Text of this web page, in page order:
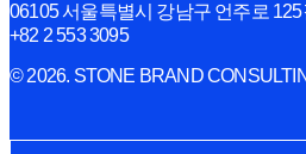
06105 서울특별시 강남구 언주로 125
+82 2 553 3095
© 2026. STONE BRAND